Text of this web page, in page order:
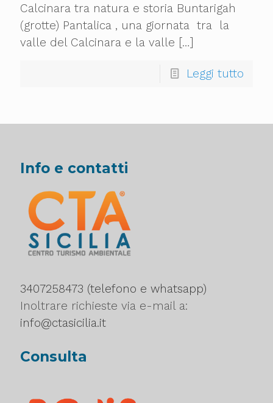
Calcinara tra natura e storia Buntarigah
(grotte) Pantalica , una giornata tra la
valle del Calcinara e la valle […]
Leggi tutto
Info e contatti
3407258473 (telefono e whatsapp)
Inoltrare richieste via e-mail a:
info@ctasicilia.it
Consulta